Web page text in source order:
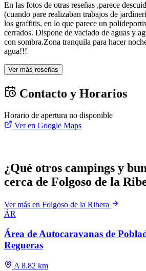
En las fotos de otras reseñas ,parece
(cuando pare realizaban trabajos de
los graffitis, en lo que parece un
cerrados. Dispone de vaciado de aguas y
con sombra.Zona tranquila para hacer
agua!!!
Ver más reseñas
Contacto y Horarios
Horario de apertura no disponible
Ver en Google Maps
¿Qué otros campings y
cerca de Folgoso de la
Ver más en Folgoso de la Ribera
ÁR
Área de Autocaravanas de
Regueras
A 8.82 km